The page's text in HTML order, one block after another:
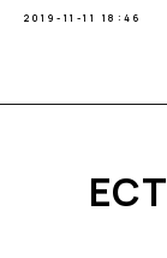
2019-11-11 18:46